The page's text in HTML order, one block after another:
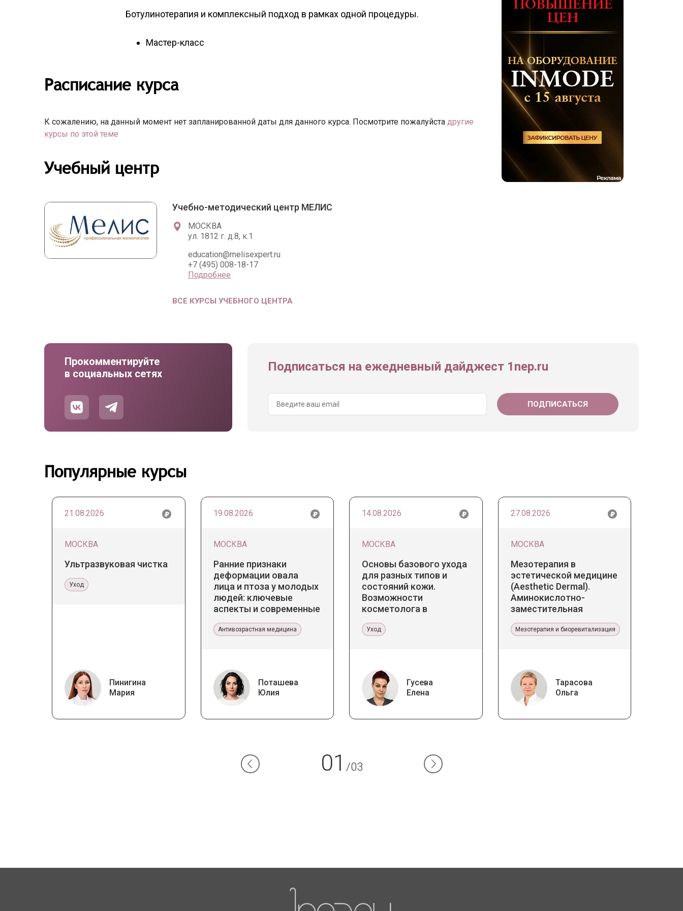
Ботулинотерапия и комплексный подход в рамках одной процедуры.
Мастер-класс
Расписание курса
К сожалению, на данный момент нет запланированной даты для данного курса. Посмотрите пожалуйста другие
курсы по этой теме
Учебный центр
Учебно-методический центр МЕЛИС
МОСКВА
ул. 1812 г. д.8, к.1
education@melisexpert.ru
+7 (495) 008-18-17
Подробнее
ВСЕ КУРСЫ УЧЕБНОГО ЦЕНТРА
Прокомментируйте
в социальных сетях
Подписаться на ежедневный дайджест 1nep.ru
Популярные курсы
21.08.2026
МОСКВА
Ультразвуковая чистка
Уход
Пинигина
Мария
19.08.2026
МОСКВА
Ранние признаки
деформации овала
лица и птоза у молодых
людей: ключевые
аспекты и современные
Антивозрастная медицина
Поташева
Юлия
14.08.2026
МОСКВА
Основы базового ухода
для разных типов и
состояний кожи.
Возможности
косметолога в
Уход
Гусева
Елена
27.08.2026
МОСКВА
Мезотерапия в
эстетической медицине
(Aesthetic Dermal).
Аминокислотно-
заместительная
Мезотерапия и биоревитализация
Тарасова
Ольга
01 /03